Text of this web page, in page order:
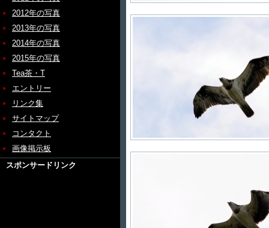
2012年の写真
2013年の写真
2014年の写真
2015年の写真
Tea茶・T
エントリー
リンク集
サイトマップ
コンタクト
画像掲示板
スポンサードリンク